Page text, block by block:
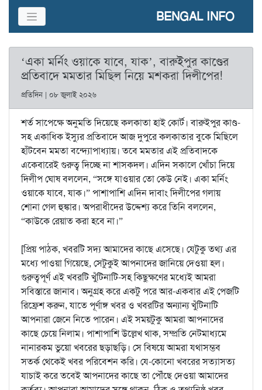
BENGAL INFO
‘একা মর্নিং ওয়াকে যাবে, যাক’, বারুইপুর কাণ্ডের
প্রতিবাদে মমতার মিছিল নিয়ে মশকরা দিলীপের!
প্রতিদিন | ০৮ জুলাই ২০২৬
শর্ত সাপেক্ষে অনুমতি দিয়েছে কলকাতা হাই কোর্ট। বারুইপুর কাণ্ড-
সহ একাধিক ইস্যুর প্রতিবাদে আজ দুপুরে কলকাতার বুকে মিছিলে
হাঁটবেন মমতা বন্দ্যোপাধ্যায়। তবে মমতার এই প্রতিবাদকে
একেবারেই গুরুত্ব দিচ্ছে না শাসকদল। এদিন সকালে খোঁচা দিয়ে
দিলীপ ঘোষ বললেন, “সঙ্গে যাওয়ার তো কেউ নেই। একা মর্নিং
ওয়াকে যাবে, যাক।” পাশাপাশি এদিন দাবাং দিলীপের গলায়
শোনা গেল হুঙ্কার। অপরাধীদের উদ্দেশ্য করে তিনি বললেন,
“কাউকে রেয়াত করা হবে না।”
[প্রিয় পাঠক, খবরটি সদ্য আমাদের কাছে এসেছে। যেটুকু তথ্য এর
মধ্যে পাওয়া গিয়েছে, সেটুকুই আপনাদের জানিয়ে দেওয়া হল।
গুরুত্বপূর্ণ এই খবরটি খুঁটিনাটি-সহ কিছুক্ষণের মধ্যেই আমরা
সবিস্তারে জানাব। অনুগ্রহ করে একটু পরে আর-একবার এই পেজটি
রিফ্রেশ করুন, যাতে পূর্ণাঙ্গ খবর ও খবরটির অন্যান্য খুঁটিনাটি
আপনারা জেনে নিতে পারেন। এই সময়টুকু আমরা আপনাদের
কাছে চেয়ে নিলাম। পাশাপাশি উল্লেখ থাক, সম্প্রতি নেটমাধ্যমে
নানারকম ভুয়ো খবরের ছড়াছড়ি। সে বিষয়ে আমরা যথাসম্ভব
সতর্ক থেকেই খবর পরিবেশন করি। যে-কোনো খবরের সত্যাসত্য
যাচাই করে তবেই আপনাদের কাছে তা পৌঁছে দেওয়া আমাদের